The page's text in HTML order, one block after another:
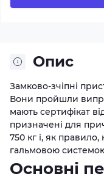
Опис
Замково-зчіпні
Вони пройшли
мають сертифікат
призначені для
750 кг і, як
гальмовою
Основні